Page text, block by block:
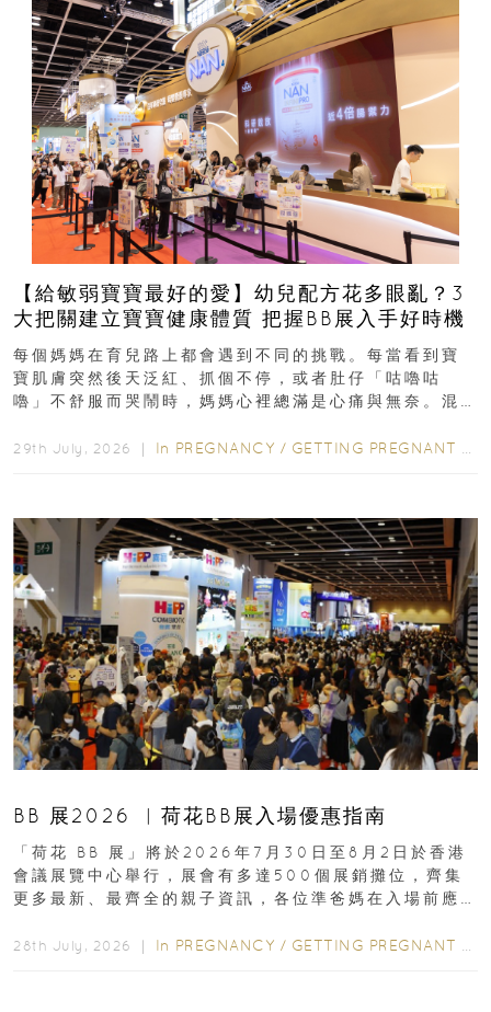
【給敏弱寶寶最好的愛】幼兒配方花多眼亂？3
大把關建立寶寶健康體質 把握BB展入手好時機
每個媽媽在育兒路上都會遇到不同的挑戰。每當看到寶
寶肌膚突然後天泛紅、抓個不停，或者肚仔「咕嚕咕
嚕」不舒服而哭鬧時，媽媽心裡總滿是心痛與無奈。混
29th July, 2026 ｜ In PREGNANCY / GETTING PREGNANT
BB 展2026 ︳荷花BB展入場優惠指南
「荷花 BB 展」將於2026年7月30日至8月2日於香港
會議展覽中心舉行，展會有多達500個展銷攤位，齊集
更多最新、最齊全的親子資訊，各位準爸媽在入場前應
28th July, 2026 ｜ In PREGNANCY / GETTING PREGNANT